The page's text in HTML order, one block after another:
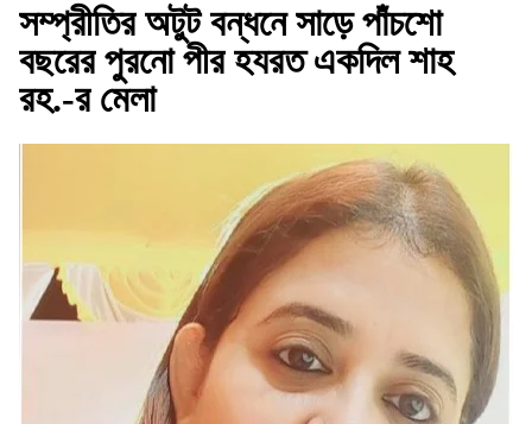
সম্প্রীতির অটুট বন্ধনে সাড়ে পাঁচশো
বছরের পুরনো পীর হযরত একদিল শাহ
রহ.-র মেলা